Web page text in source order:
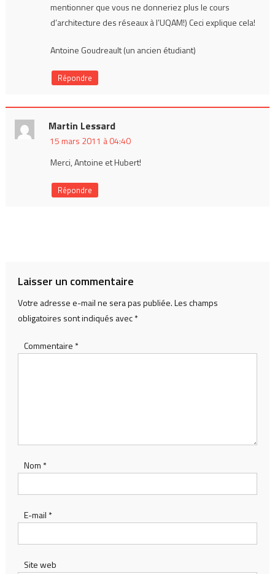
mentionner que vous ne donneriez plus le cours
d’architecture des réseaux à l’UQAM!) Ceci explique cela!
Antoine Goudreault (un ancien étudiant)
Répondre
Martin Lessard
15 mars 2011 à 04:40
Merci, Antoine et Hubert!
Répondre
Laisser un commentaire
Votre adresse e-mail ne sera pas publiée.Les champs
obligatoires sont indiqués avec*
Commentaire *
Nom *
E-mail *
Site web